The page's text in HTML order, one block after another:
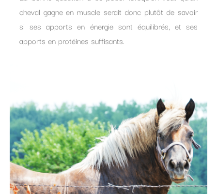
cheval gagne en muscle serait donc plutôt de savoir
si ses apports en énergie sont équilibrés, et ses
apports en protéines suffisants.